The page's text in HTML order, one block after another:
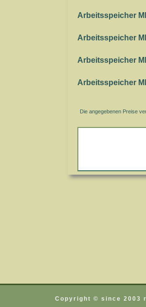
Arbeitsspeicher
Arbeitsspeicher
Arbeitsspeicher
Arbeitsspeicher
Die angegebenen Preise
Copyright © since 2003